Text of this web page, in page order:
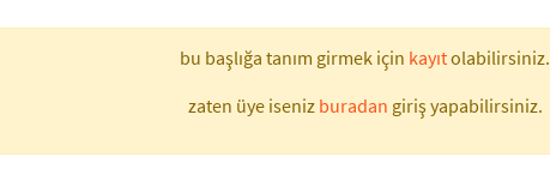
bu başlığa tanım girmek için kayıtolabilirsiniz.
zaten üye iseniz buradan giriş yapabilirsiniz.